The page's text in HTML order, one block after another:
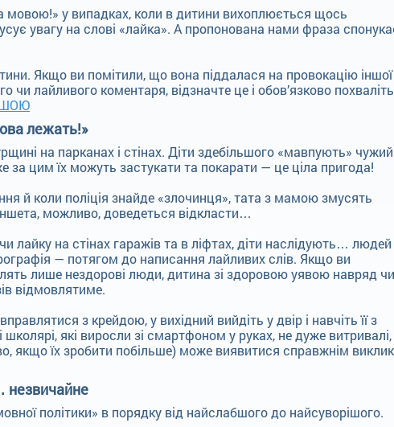
мовою!» у випадках, коли в дитини вихоплюється щось
увагу на слові «лайка». А пропонована нами фраза
Якщо ви помітили, що вона піддалася на провокацію іншої
чи лайливого коментаря, відзначте це і обов’язково
лежать!»
на парканах і стінах. Діти здебільшого «мавпують» чужий
за цим їх можуть застукати та покарати — це ціла пригода!
й коли поліція знайде «злочинця», тата з мамою змусять
можливо, доведеться відкласти…
на стінах гаражів та в ліфтах, діти наслідують… людей
— потягом до написання лайливих слів. Якщо ви
лише нездорові люди, дитина зі здоровою уявою навряд чи
відмовлятиме.
з крейдою, у вихідний вийдіть у двір і навчіть її з
які виросли зі смартфоном у руках, не дуже витривалі,
якщо їх зробити побільше) може виявитися справжнім
незвичайне
політики» в порядку від найслабшого до найсуворішого.